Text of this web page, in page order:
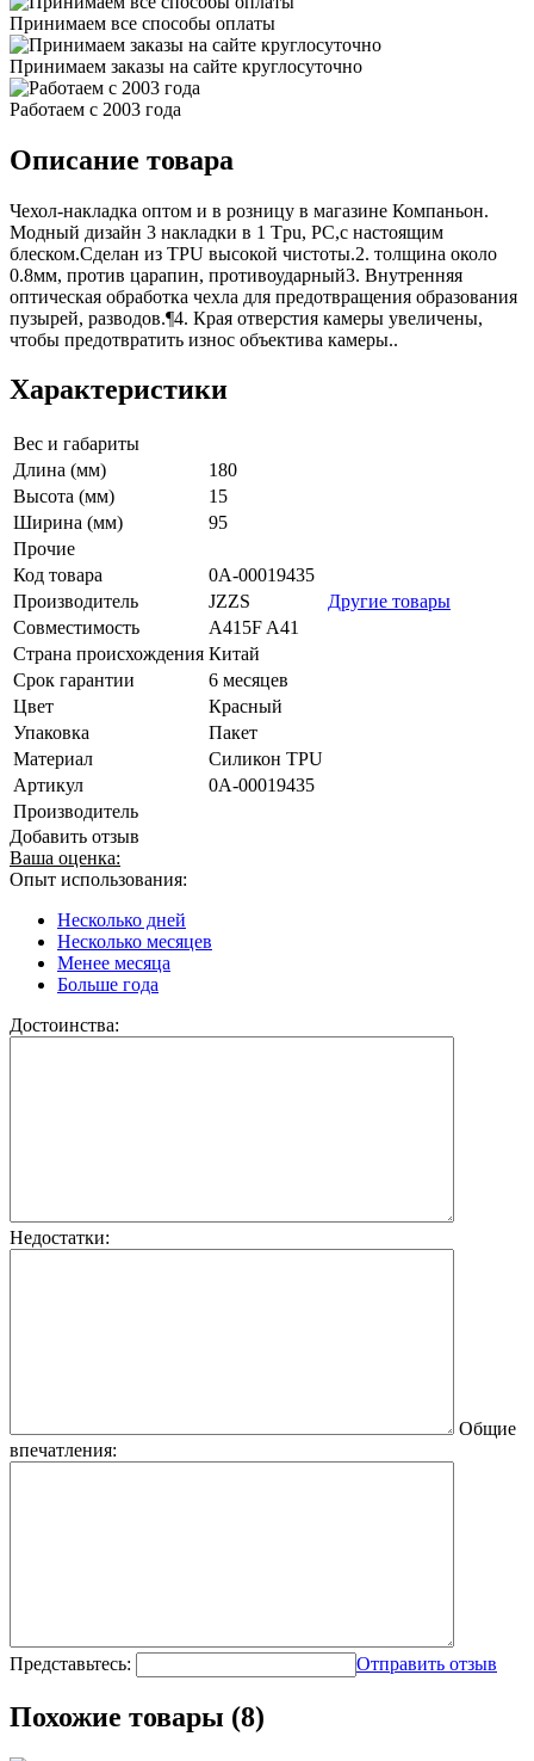
Принимаем все способы оплаты
Принимаем заказы на сайте круглосуточно
Работаем с 2003 года
Описание товара
Чехол-накладка оптом и в розницу в магазине Компаньон.
Модный дизайн 3 накладки в 1 Tpu, PC,с настоящим
блеском.Сделан из TPU высокой чистоты.2. толщина около
0.8мм, против царапин, противоударный3. Внутренняя
оптическая обработка чехла для предотвращения образования
пузырей, разводов.¶4. Края отверстия камеры увеличены,
чтобы предотвратить износ объектива камеры..
Характеристики
Вес и габариты
Длина (мм)
180
Высота (мм)
15
Ширина (мм)
95
Прочие
Код товара
0А-00019435
Производитель
JZZS
Другие товары
Совместимость
A415F A41
Страна происхождения Китай
Срок гарантии
6 месяцев
Цвет
Красный
Упаковка
Пакет
Материал
Силикон TPU
Артикул
0А-00019435
Производитель
Добавить отзыв
Ваша оценка:
Опыт использования:
Несколько дней
Несколько месяцев
Менее месяца
Больше года
Достоинства:
Недостатки:
Общие
впечатления:
Представьтесь: Отправить отзыв
Похожие товары (8)